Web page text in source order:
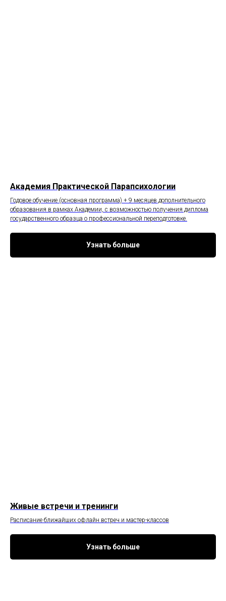
Академия Практической Парапсихологии
Годовое обучение (основная программа) + 9 месяцев дополнительного
образования в рамках Академии, с возможностью получения диплома
государственного образца о профессиональной переподготовке.
Узнать больше
Живые встречи и тренинги
Расписание ближайших офлайн встреч и мастер-классов
Узнать больше